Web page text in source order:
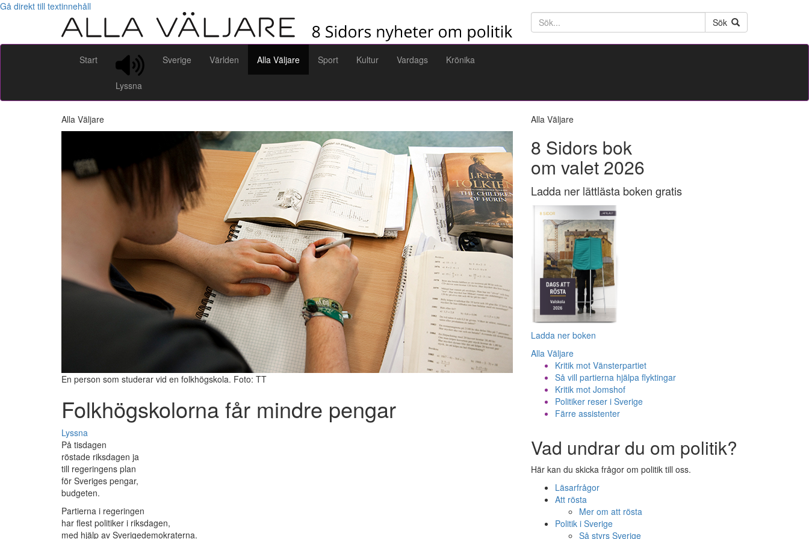
Gå direkt till textinnehåll
Söktext
Sök
Start
Lyssna
Sverige Världen Alla Väljare Sport Kultur Vardags Krönika
Alla Väljare
En person som studerar vid en folkhögskola. Foto: TT
Folkhögskolorna får mindre pengar
Lyssna
På tisdagen
röstade riksdagen ja
till regeringens plan
för Sveriges pengar,
budgeten.
Partierna i regeringen
har flest politiker i riksdagen,
med hjälp av Sverigedemokraterna.
Alla Väljare
8 Sidors bok
om valet 2026
Ladda ner lättlästa boken gratis
Ladda ner boken
Alla Väljare
Kritik mot Vänsterpartiet
Så vill partierna hjälpa flyktingar
Kritik mot Jomshof
Politiker reser i Sverige
Färre assistenter
Vad undrar du om politik?
Här kan du skicka frågor om politik till oss.
Läsarfrågor
Att rösta
Mer om att rösta
Politik i Sverige
Så styrs Sverige